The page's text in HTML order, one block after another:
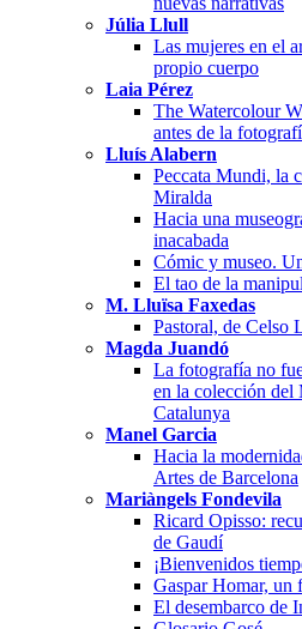
Júlia Llull
Las mujeres en el
propio cuerpo
Laia Pérez
The Watercolour
antes de la
Lluís Alabern
Peccata Mundi, la
Miralda
Hacia una
inacabada
Cómic y museo.
El tao de la
M. Lluïsa Faxedas
Pastoral, de Celso
Magda Juandó
La fotografía no
en la colección del
Catalunya
Manel Garcia
Hacia la
Artes de Barcelona
Mariàngels Fondevila
Ricard Opisso:
de Gaudí
¡Bienvenidos
Gaspar Homar, un
El desembarco de